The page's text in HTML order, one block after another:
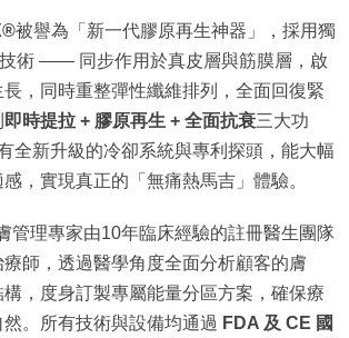
被譽為「新一代膠原再生神器」，採用獨
術 —— 同步作用於真皮層與筋膜層，啟
，同時重整彈性纖維排列，全面回復緊
即時提拉 + 膠原再生 + 全面抗衰三大功
全新升級的冷卻系統與專利探頭，能大幅
，實現真正的「無痛熱馬吉」體驗。
管理專家由10年臨床經驗的註冊醫生團隊
師，透過醫學角度全面分析顧客的膚
，度身訂製專屬能量分區方案，確保療
。所有技術與設備均通過 FDA 及 CE 國